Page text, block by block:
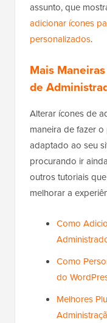
assunto, que
adicionar ícones
personalizados.
Mais
de
Alterar ícones de
maneira de fazer
adaptado ao seu
procurando ir
outros tutoriais
melhorar a
Como
Como
do
Melhores